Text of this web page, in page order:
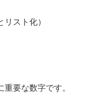
スト化）
要な数字です。